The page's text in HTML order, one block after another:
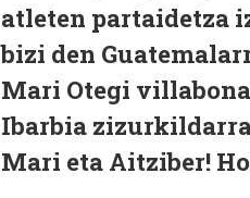
atleten partaidetza
bizi den
Mari Otegi
Ibarbia
Mari eta Aitziber!